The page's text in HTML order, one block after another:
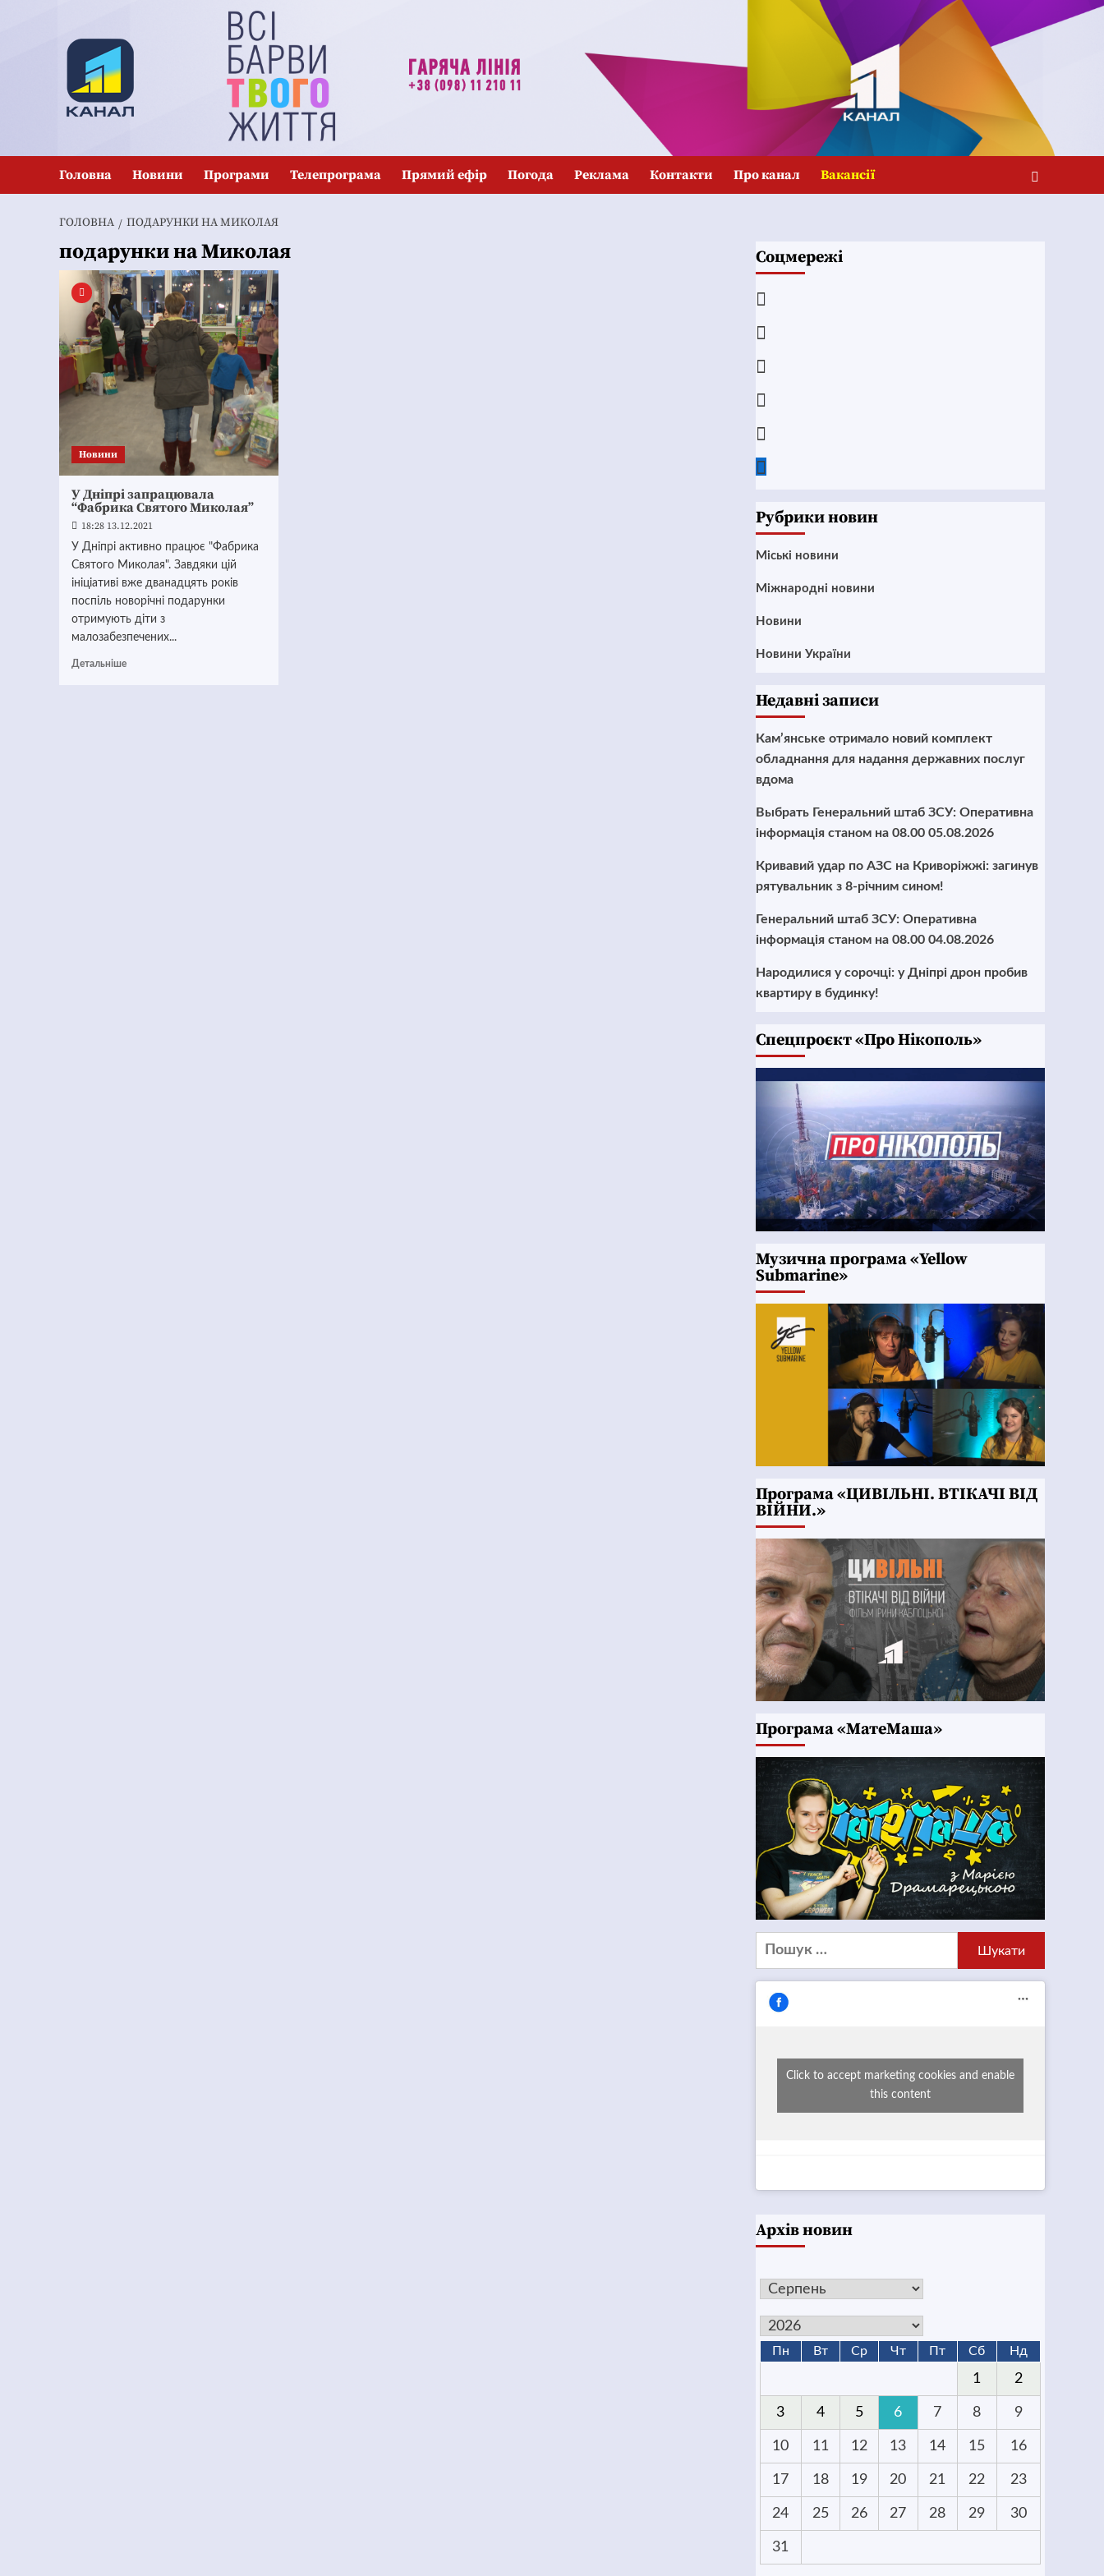
Головна Новини Програми Телепрограма Прямий ефір Погода Реклама Контакти Про канал Вакансії
ГОЛОВНА ПОДАРУНКИ НА МИКОЛАЯ
подарунки на Миколая
Новини
У Дніпрі запрацювала
“Фабрика Святого Миколая”
18:28 13.12.2021
У Дніпрі активно працює "Фабрика
Святого Миколая". Завдяки цій
ініціативі вже дванадцять років
поспіль новорічні подарунки
отримують діти з
малозабезпечених...
Детальніше
Соцмережі
Рубрики новин
Mіські новини
Міжнародні новини
Новини
Новини України
Недавні записи
Кам’янське отримало новий комплект
обладнання для надання державних послуг
вдома
Выбрать Генеральний штаб ЗСУ: Оперативна
інформація станом на 08.00 05.08.2026
Кривавий удар по АЗС на Криворіжжі: загинув
рятувальник з 8-річним сином!
Генеральний штаб ЗСУ: Оперативна
інформація станом на 08.00 04.08.2026
Народилися у сорочці: у Дніпрі дрон пробив
квартиру в будинку!
Cпецпроєкт «Про Нікополь»
Музична програма «Yellow
Submarine»
Програма «ЦИВІЛЬНІ. ВТІКАЧІ ВІД
ВІЙНИ.»
Програма «МатеМаша»
Пошук:
Click to accept marketing cookies and enable
this content
Архів новин
Пн Вт Ср Чт Пт Сб Нд
1 2
3 4 5 6 7 8 9
10 11 12 13 14 15 16
17 18 19 20 21 22 23
24 25 26 27 28 29 30
31